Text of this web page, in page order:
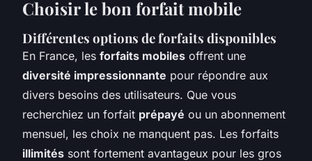
Choisir le bon forfait mobile
Différentes options de forfaits disponibles
En France, les forfaits mobiles offrent une
diversité impressionnante pour répondre aux
divers besoins des utilisateurs. Que vous
recherchiez un forfait prépayé ou un abonnement
mensuel, les choix ne manquent pas. Les forfaits
illimités sont fortement avantageux pour les gros